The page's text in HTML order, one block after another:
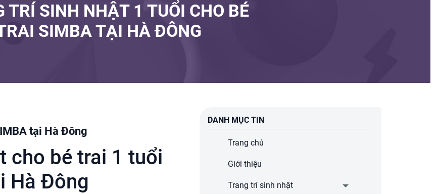
TRÍ SINH NHẬT 1 TUỔI CHO BÉ
SIMBA TẠI HÀ ĐÔNG
tại Hà Đông
cho bé trai 1 tuổi
Hà Đông
DANH MỤC TIN
Trang chủ
Giới thiệu
Trang trí sinh nhật